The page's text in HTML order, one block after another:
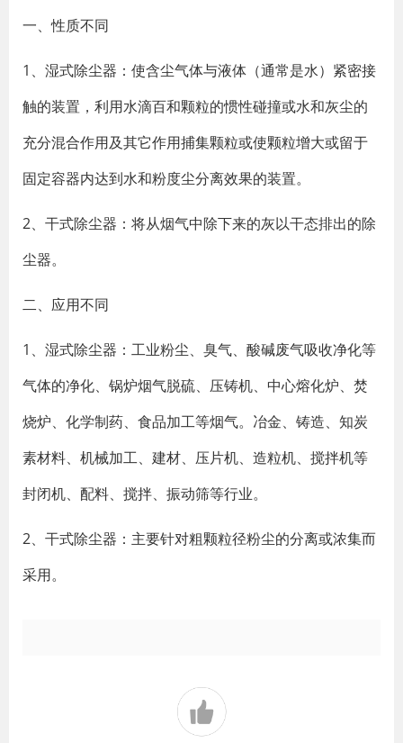
一、性质不同
1、湿式除尘器：使含尘气体与液体（通常是水）紧密接
触的装置，利用水滴百和颗粒的惯性碰撞或水和灰尘的
充分混合作用及其它作用捕集颗粒或使颗粒增大或留于
固定容器内达到水和粉度尘分离效果的装置。
2、干式除尘器：将从烟气中除下来的灰以干态排出的除
尘器。
二、应用不同
1、湿式除尘器：工业粉尘、臭气、酸碱废气吸收净化等
气体的净化、锅炉烟气脱硫、压铸机、中心熔化炉、焚
烧炉、化学制药、食品加工等烟气。冶金、铸造、知炭
素材料、机械加工、建材、压片机、造粒机、搅拌机等
封闭机、配料、搅拌、振动筛等行业。
2、干式除尘器：主要针对粗颗粒径粉尘的分离或浓集而
采用。